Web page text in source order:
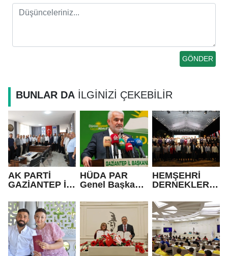
BUNLAR DA İLGİNİZİ ÇEKEBİLİR
AK PARTİ
GAZİANTEP İL
FEDAİOĞLU’N
DAN SİVİL
TOPLUM
KURULUŞLARI
NA ZİYARET
HÜDA PAR
Genel Başkanı
Terör ülkenin
gündeminden
bütünüyle
çıkmalı
HEMŞEHRİ
DERNEKLERİ
RENKLİ
GÖRÜNTÜLER
LE AÇILDI